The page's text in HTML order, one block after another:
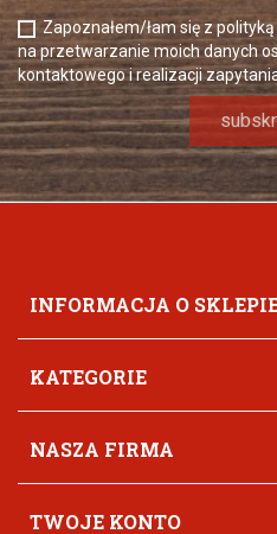
Zapoznałem/łam się z
na przetwarzanie moich danych
kontaktowego i realizacji
INFORMACJA O
KATEGORIE
NASZA FIRMA
TWOJE KONTO